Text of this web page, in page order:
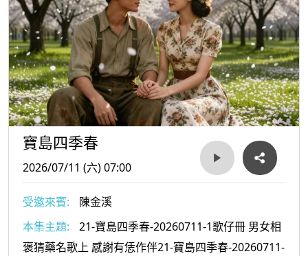
寶島四季春
2026/07/11 (六) 07:00
受邀來賓:
陳金溪
本集主題:
21-寶島四季春-20260711-1歌仔冊 男女相
褒猜藥名歌上 感謝有恁作伴21-寶島四季春-20260711-